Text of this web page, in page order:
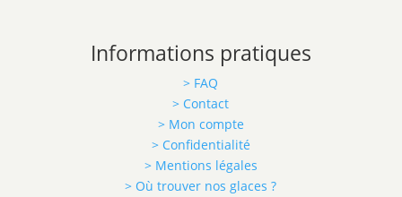
Informations pratiques
> FAQ
> Contact
> Mon compte
> Confidentialité
> Mentions légales
> Où trouver nos glaces ?